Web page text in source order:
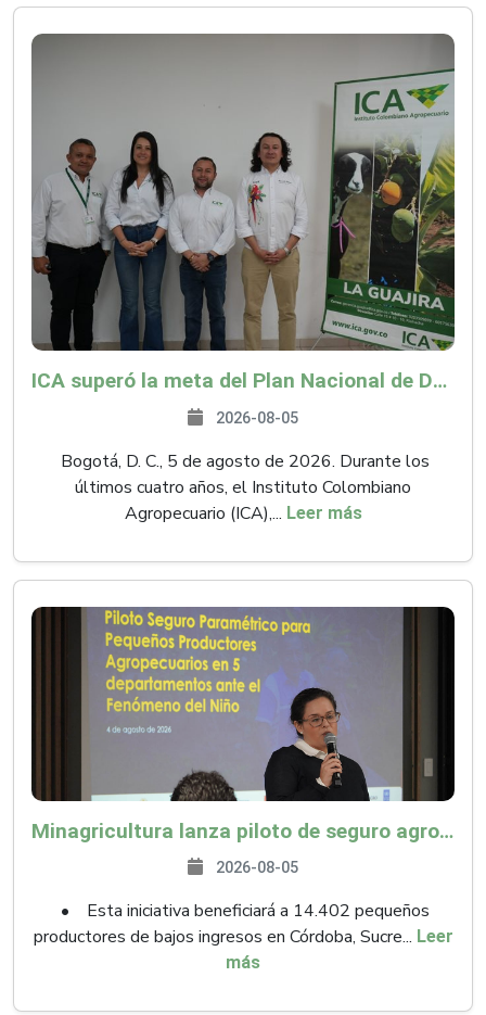
ICA superó la meta del Plan Nacional de Desarrollo y abrió 61 mercados internacionales
2026-08-05
Bogotá, D. C., 5 de agosto de 2026. Durante los
últimos cuatro años, el Instituto Colombiano
Agropecuario (ICA),... Leer más
Minagricultura lanza piloto de seguro agropecuario por $9.625 millones para proteger a más de 14.000 pequeños productores contra riesgos del Fenómeno de El Niño
2026-08-05
• Esta iniciativa beneficiará a 14.402 pequeños
productores de bajos ingresos en Córdoba, Sucre... Leer
más